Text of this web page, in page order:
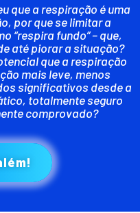
que a respiração é uma
por que se limitar a
“respira fundo” – que,
até piorar a situação?
que a respiração
mais leve, menos
significativos desde a
totalmente seguro
comprovado?